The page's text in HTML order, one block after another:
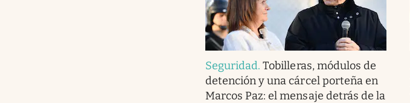
Seguridad.Tobilleras, módulos de
detención y una cárcel porteña en
Marcos Paz: el mensaje detrás de la